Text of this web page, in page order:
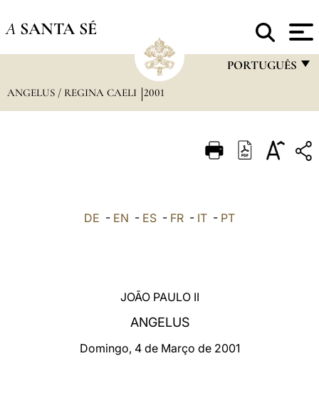
A SANTA SÉ
PORTUGUÊS
ITALIANO
LATINE
ANGELUS / REGINA CAELI 2001
DE - EN - ES - FR - IT - PT
JOÃO PAULO II
ANGELUS
Domingo, 4 de Março de 2001